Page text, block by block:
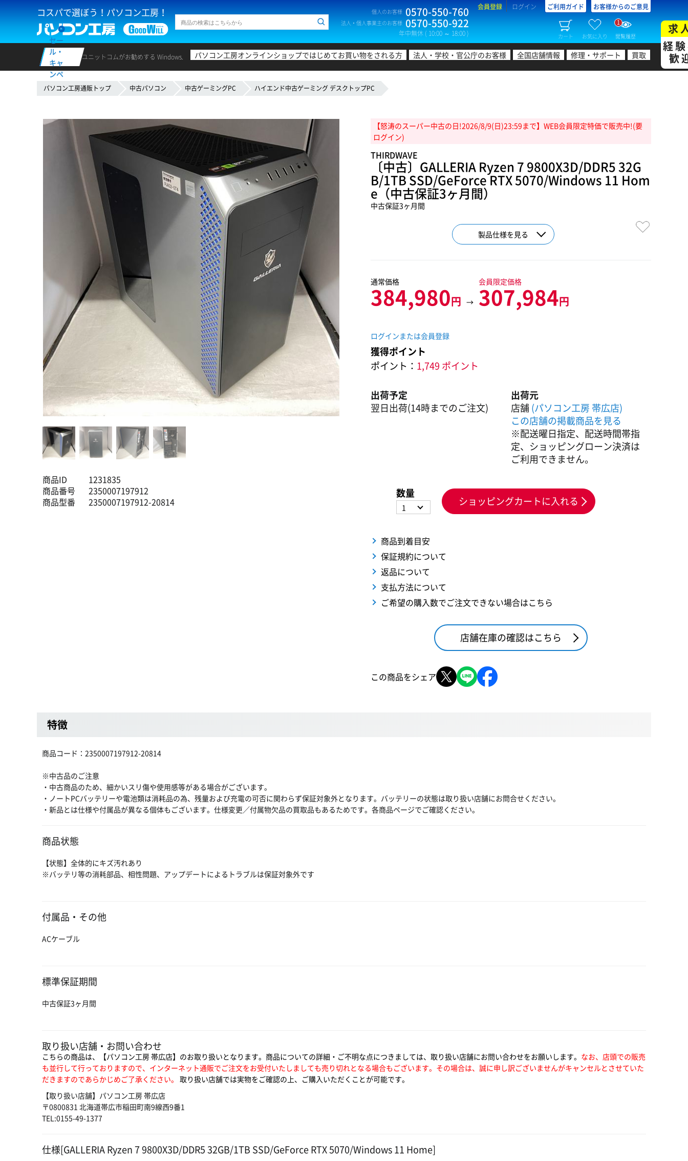
コスパで選ぼう！パソコン工房！ 個人のお客様 0570-550-760
法人・個人事業主のお客様 0570-550-922
年中無休 ( 10:00 ～ 18:00 )
会員登録 ログイン ご利用ガイド お客様からのご意見
カート お気に入り 閲覧履歴
1
セー
ル・
キャ
ンペ
ーン
ユニットコムがお勧めする Windows. パソコン工房オンラインショップではじめてお買い物をされる方 法人・学校・官公庁のお客様 全国店舗情報 修理・サポート 買取
求
経
歓
パソコン工房通販トップ 中古パソコン 中古ゲーミングPC ハイエンド中古ゲーミング デスクトップPC
商品ID
1231835
商品番号
2350007197912
商品型番
2350007197912-20814
【怒涛のスーパー中古の日!2026/8/9(日)23:59まで】WEB会員限定特価で販売中!(要
ログイン)
THIRDWAVE
〔中古〕GALLERIA Ryzen 7 9800X3D/DDR5 32G
B/1TB SSD/GeForce RTX 5070/Windows 11 Hom
e（中古保証3ヶ月間）
中古保証3ヶ月間
製品仕様を見る
通常価格
384,980円 →
会員限定価格
307,984円
ログインまたは会員登録
獲得ポイント
ポイント： 1,749 ポイント
出荷予定
翌日出荷(14時までのご注文)
出荷元
店舗(パソコン工房 帯広店)
この店舗の掲載商品を見る
※配送曜日指定、配送時間帯指
定、ショッピングローン決済は
ご利用できません。
数量
1 ショッピングカートに入れる
商品到着目安
保証規約について
返品について
支払方法について
ご希望の購入数でご注文できない場合はこちら
店舗在庫の確認はこちら
この商品をシェア
特徴
商品コード：2350007197912-20814
※中古品のご注意
・中古商品のため、細かいスリ傷や使用感等がある場合がございます。
・ノートPCバッテリーや電池類は消耗品の為、残量および充電の可否に関わらず保証対象外となります。バッテリーの状態は取り扱い店舗にお問合せください。
・新品とは仕様や付属品が異なる個体もございます。仕様変更／付属物欠品の買取品もあるためです。各商品ページでご確認ください。
商品状態
【状態】全体的にキズ汚れあり
※バッテリ等の消耗部品、相性問題、アップデートによるトラブルは保証対象外です
付属品・その他
ACケーブル
標準保証期間
中古保証3ヶ月間
取り扱い店舗・お問い合わせ
こちらの商品は、【パソコン工房 帯広店】のお取り扱いとなります。商品についての詳細・ご不明な点につきましては、取り扱い店舗にお問い合わせをお願いします。 なお、店頭での販売
も並行して行っておりますので、インターネット通販でご注文をお受付いたしましても売り切れとなる場合もございます。その場合は、誠に申し訳ございませんがキャンセルとさせていた
だきますのであらかじめご了承ください。 取り扱い店舗では実物をご確認の上、ご購入いただくことが可能です。
【取り扱い店舗】パソコン工房 帯広店
〒0800831 北海道帯広市稲田町南9線西9番1
TEL:0155-49-1377
仕様[GALLERIA Ryzen 7 9800X3D/DDR5 32GB/1TB SSD/GeForce RTX 5070/Windows 11 Home]